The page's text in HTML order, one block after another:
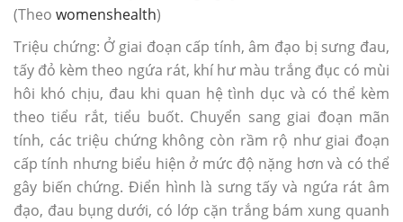
(Theo womenshealth)
Triệu chứng: Ở giai đoạn cấp tính, âm đạo bị sưng đau,
tấy đỏ kèm theo ngứa rát, khí hư màu trắng đục có mùi
hôi khó chịu, đau khi quan hệ tình dục và có thể kèm
theo tiểu rắt, tiểu buốt. Chuyển sang giai đoạn mãn
tính, các triệu chứng không còn rầm rộ như giai đoạn
cấp tính nhưng biểu hiện ở mức độ nặng hơn và có thể
gây biến chứng. Điển hình là sưng tấy và ngứa rát âm
đạo, đau bụng dưới, có lớp cặn trắng bám xung quanh